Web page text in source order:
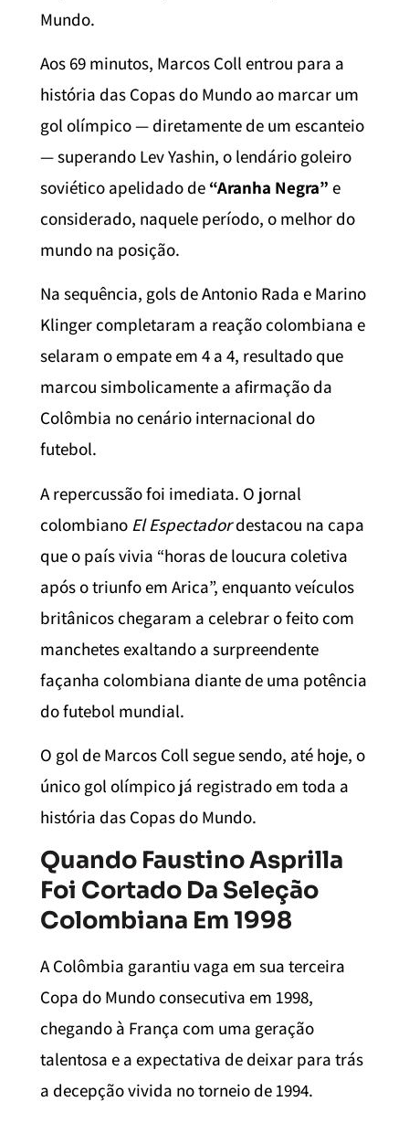
Mundo.
Aos 69 minutos, Marcos Coll entrou para a
história das Copas do Mundo ao marcar um
gol olímpico — diretamente de um escanteio
— superando Lev Yashin, o lendário goleiro
soviético apelidado de “Aranha Negra” e
considerado, naquele período, o melhor do
mundo na posição.
Na sequência, gols de Antonio Rada e Marino
Klinger completaram a reação colombiana e
selaram o empate em 4 a 4, resultado que
marcou simbolicamente a afirmação da
Colômbia no cenário internacional do
futebol.
A repercussão foi imediata. O jornal
colombiano El Espectadordestacou na capa
que o país vivia “horas de loucura coletiva
após o triunfo em Arica”, enquanto veículos
britânicos chegaram a celebrar o feito com
manchetes exaltando a surpreendente
façanha colombiana diante de uma potência
do futebol mundial.
O gol de Marcos Coll segue sendo, até hoje, o
único gol olímpico já registrado em toda a
história das Copas do Mundo.
Quando Faustino Asprilla
Foi Cortado Da Seleção
Colombiana Em 1998
A Colômbia garantiu vaga em sua terceira
Copa do Mundo consecutiva em 1998,
chegando à França com uma geração
talentosa e a expectativa de deixar para trás
a decepção vivida no torneio de 1994.